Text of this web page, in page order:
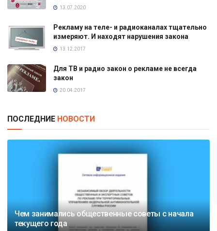
13.07.2020
Рекламу на теле- и радиоканалах тщательно
измеряют. И находят нарушения закона
13.12.2017
Для ТВ и радио закон о рекламе не всегда
закон
20.04.2017
ПОСЛЕДНИЕ НОВОСТИ
Чем занимались общественные советы с начала
текущего года